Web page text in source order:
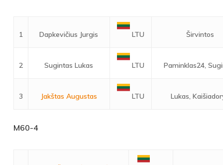
1 Dapkevičius Jurgis LTU Širvintos
2 Sugintas Lukas LTU Paminklas24,
3 Jakštas Augustas LTU Lukas,
M60-4